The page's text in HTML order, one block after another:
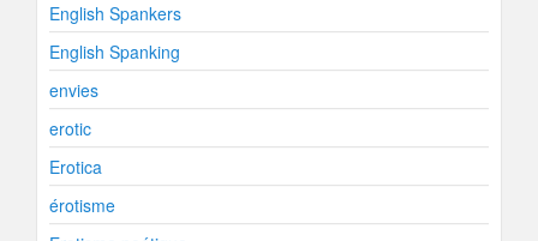
English Spankers
English Spanking
envies
erotic
Erotica
érotisme